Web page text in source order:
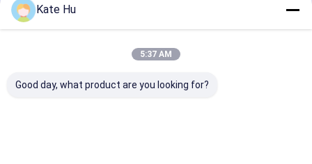
Kate Hu
5:37 AM
Good day, what product are you looking for?